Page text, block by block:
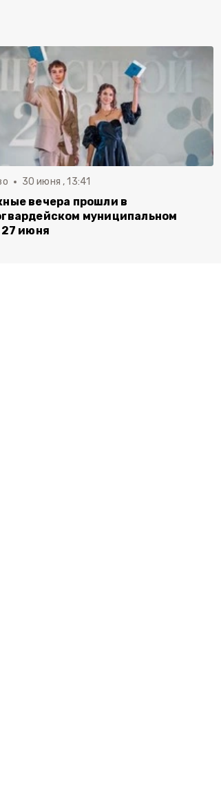
30 июня , 13:41
вечера прошли в
муниципальном
27 июня